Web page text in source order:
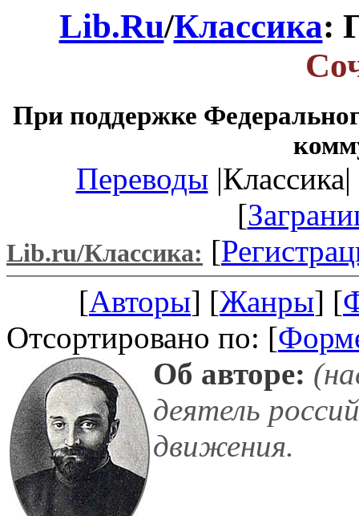
Lib.Ru/Классика:
При поддержке
Переводы
[
Lib.ru/Классика: [
[Авторы] [Жанры] [
Отсортировано по: [
Об авторе:
деятель
движения.